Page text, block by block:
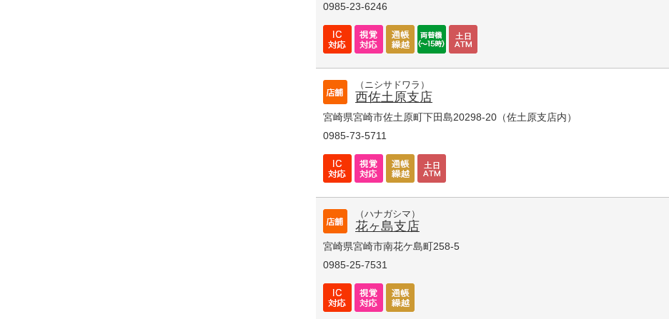
0985-23-6246
（ニシサドワラ）
西佐土原支店
宮崎県宮崎市佐土原町下田島20298-20（佐土原支店内）
0985-73-5711
（ハナガシマ）
花ヶ島支店
宮崎県宮崎市南花ケ島町258-5
0985-25-7531